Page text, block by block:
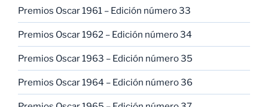
Premios Oscar 1961 – Edición número 33
Premios Oscar 1962 – Edición número 34
Premios Oscar 1963 – Edición número 35
Premios Oscar 1964 – Edición número 36